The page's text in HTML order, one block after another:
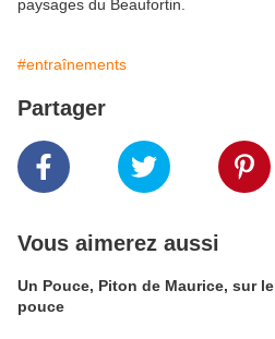
paysages du Beaufortin.
#entraînements
Partager
Vous aimerez aussi
Un Pouce, Piton de Maurice, sur le
pouce